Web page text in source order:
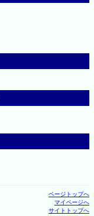
ページトップへ
マイページへ
サイトトップへ